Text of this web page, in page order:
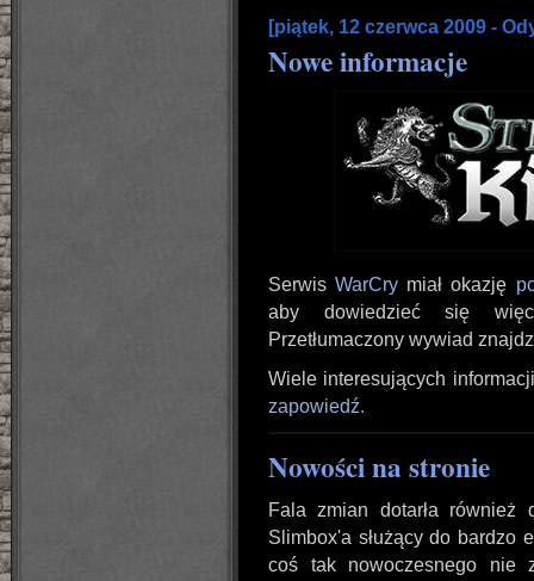
[piątek, 12 czerwca 2009 -
Nowe informacje
SerwisWarCry miał okazję
aby dowiedzieć się
Przetłumaczony wywiad
Wiele interesujących
zapowiedź.
Nowości na stronie
Fala zmian dotarła również
Slimbox'a służący do bardzo
coś tak nowoczesnego nie